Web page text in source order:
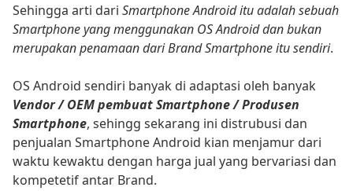
Sehingga arti dari Smartphone Android itu adalah sebuah
Smartphone yang menggunakan OS Android dan bukan
merupakan penamaan dari Brand Smartphone itu sendiri.
OS Android sendiri banyak di adaptasi oleh banyak
Vendor / OEM pembuat Smartphone / Produsen
Smartphone, sehingg sekarang ini distrubusi dan
penjualan Smartphone Android kian menjamur dari
waktu kewaktu dengan harga jual yang bervariasi dan
kompetetif antar Brand.